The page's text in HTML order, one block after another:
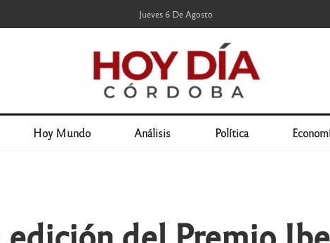
Jueves 6 De Agosto
Hoy Mundo Análisis Política